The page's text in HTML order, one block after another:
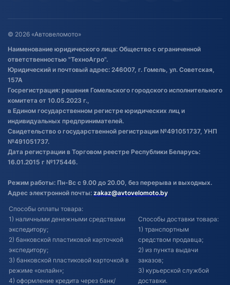
Оставить отзыв
Договор публичной оферты
Обработка файлов cookie
Постановка транспорта на учет
Обновления в ЭПТС 2024
© 2026 «Автовеломото»
Наименование юридического лица: Общество с ограниченной
ответственностью "ТехноАгро".
Юридический и почтовый адрес: 246007, г. Гомель, ул. Советская,
157А
Госрегистрация: решения Гомельского городского исполнительного
комитета от 10.05.2023 г.,
в Едином государственном регистре юридических лиц и
индивидуальных предпринимателей.
Свидетельство о государственной регистрации №491051737, УНП
№491051737.
Дата регистрации в Торговом реестре Республики Беларусь:
16.01.2015 г №175446.
Режим работы: Пн-Вс с 9.00 до 20.00, без перерыва и выходных.
Адрес электронной почты: zakaz@avtovelomoto.by
Способы оплаты товара:
1) наличными денежными средствами
экспедитору;
2) банковской пластиковой карточкой
экспедитору;
3) банковской пластиковой карточкой в
режиме «онлайн»;
4) оформление кредита через банк/
Способы доставки товара:
1) транспортным
средством продавца;
2) из пункта выдачи
заказов;
3) курьерской службой
доставки.